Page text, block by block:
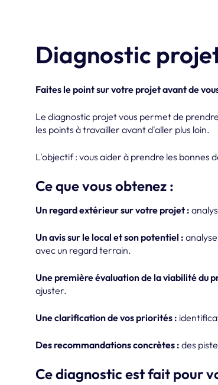
Diagnostic
Faites le point sur votre projet avant de
Le diagnostic projet vous permet de
les points à travailler avant d'aller plus loin.
L'objectif : vous aider à prendre les bonnes
Ce que vous obtenez :
Un regard extérieur sur votre projet :
Un avis sur le local et son potentiel :
avec un regard terrain.
Une première évaluation de la viabilité du
ajuster.
Une clarification de vos priorités :
Des recommandations concrètes : des
Ce diagnostic est fait pour